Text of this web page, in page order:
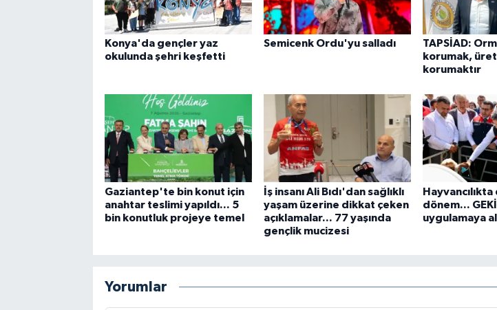
Konya'da gençler yaz
okulunda şehri keşfetti
Semicenk Ordu'yu salladı
TAPSİAD:
korumak,
korumaktır
Gaziantep'te bin konut için
anahtar teslimi yapıldı... 5
bin konutluk projeye temel
İş insanı Ali Bıdı'dan sağlıklı
yaşam üzerine dikkat çeken
açıklamalar... 77 yaşında
gençlik mucizesi
dönem...
uygulamaya
Yorumlar